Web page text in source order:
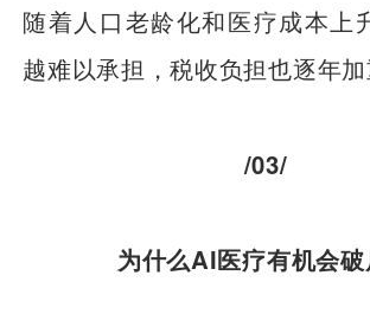
随着人口老龄化和医疗成本上
越难以承担，税收负担也逐年加
/03/
为什么AI医疗有机会破